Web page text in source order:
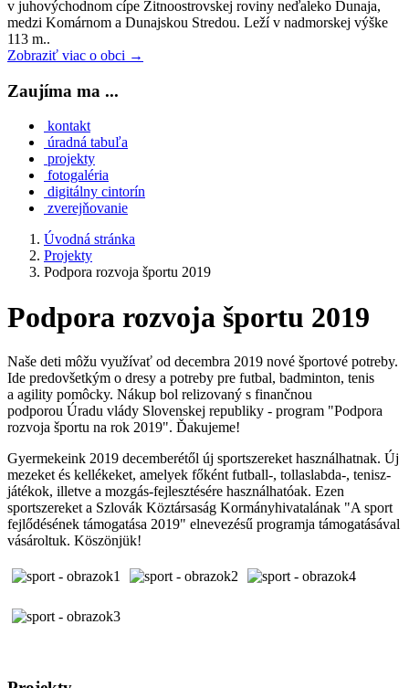
v juhovýchodnom cípe Žitnoostrovskej roviny neďaleko Dunaja,
medzi Komárnom a Dunajskou Stredou. Leží v nadmorskej výške
113 m..
Zobraziť viac o obci →
Zaujíma ma ...
kontakt
úradná tabuľa
projekty
fotogaléria
digitálny cintorín
zverejňovanie
Úvodná stránka
Projekty
Podpora rozvoja športu 2019
Podpora rozvoja športu 2019
Naše deti môžu využívať od decembra 2019 nové športové potreby.
Ide predovšetkým o dresy a potreby pre futbal, badminton, tenis
a agility pomôcky. Nákup bol relizovaný s finančnou
podporou Úradu vlády Slovenskej republiky - program "Podpora
rozvoja športu na rok 2019". Ďakujeme!
Gyermekeink 2019 decemberétől új sportszereket használhatnak. Új
mezeket és kellékeket, amelyek főként futball-, tollaslabda-, tenisz-
játékok, illetve a mozgás-fejlesztésére használhatóak. Ezen
sportszereket a Szlovák Köztársaság Kormányhivatalának "A sport
fejlődésének támogatása 2019" elnevezésű programja támogatásával
vásároltuk. Köszönjük!